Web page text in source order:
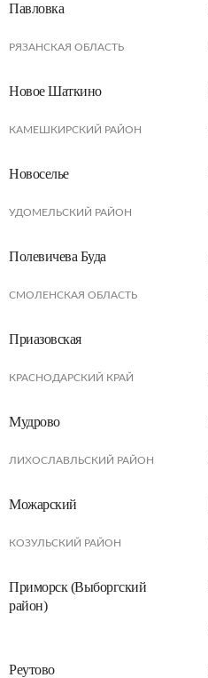
Павловка
РЯЗАНСКАЯ ОБЛАСТЬ
Новое Шаткино
КАМЕШКИРСКИЙ РАЙОН
Новоселье
УДОМЕЛЬСКИЙ РАЙОН
Полевичева Буда
СМОЛЕНСКАЯ ОБЛАСТЬ
Приазовская
КРАСНОДАРСКИЙ КРАЙ
Мудрово
ЛИХОСЛАВЛЬСКИЙ РАЙОН
Можарский
КОЗУЛЬСКИЙ РАЙОН
Приморск (Выборгский
район)
Реутово